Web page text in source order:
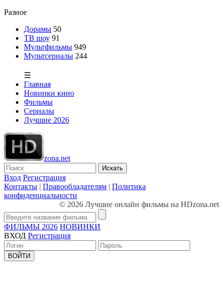
Разное
Дорамы 50
ТВ шоу 91
Мультфильмы 949
Мультсериалы 244
☰
Главная
Новинки кино
Фильмы
Сериалы
Лучшие 2026
zona.net
Искать
Вход Регистрация
Контакты | Правообладателям | Политика
конфиденциальности
© 2026 Лучшие онлайн фильмы на HDzona.net
ФИЛЬМЫ 2026 НОВИНКИ
ВХОД Регистрация